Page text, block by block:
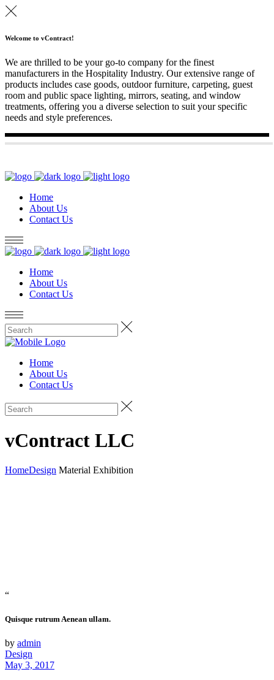
Welcome to vContract!
We are thrilled to be your go-to company for the finest
manufacturers in the Hospitality Industry. Our extensive range of
products includes case goods, outdoor furniture, carpeting, guest
room and public space lighting, mirrors, seating, and window
treatments, offering you a diverse selection to suit your specific
needs and style preferences.
Home
About Us
Contact Us
Home
About Us
Contact Us
Home
About Us
Contact Us
vContract LLC
HomeDesign Material Exhibition
“
Quisque rutrum Aenean ullam.
by admin
Design
May 3, 2017